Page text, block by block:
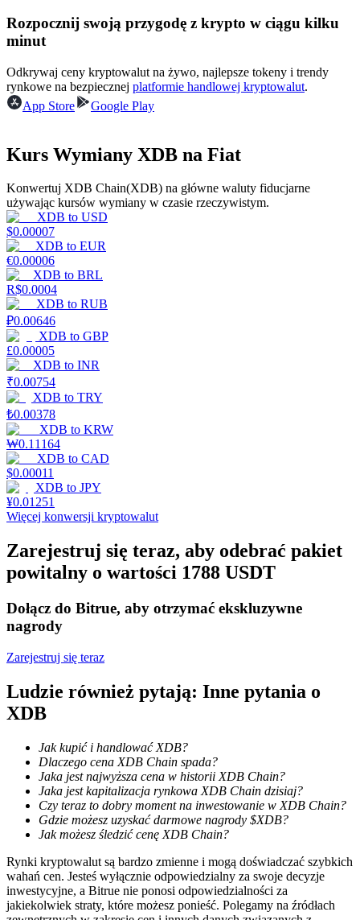
Strategie handlowe
Zarabiać
Mocna Świnka
Codziennie zdobywaj konkurencyjne nagrody
Stawianie
Launchpool
Elastyczne stawianie zakładów, aby zarabiać na popularnych
Rozpocznij swoją przygodę z krypto w ciągu kilku
minut
Odkrywaj ceny kryptowalut na żywo, najlepsze tokeny i trendy
rynkowe na bezpiecznej platformie handlowej kryptowalut.
App Store
Google Play
Kurs Wymiany XDB na Fiat
Konwertuj XDB Chain(XDB) na główne waluty fiducjarne
używając kursów wymiany w czasie rzeczywistym.
XDB to USD
$0.00007
XDB to EUR
€0.00006
XDB to BRL
R$0.0004
XDB to RUB
₽0.00646
XDB to GBP
£0.00005
XDB to INR
₹0.00754
XDB to TRY
₺0.00378
XDB to KRW
₩0.11164
XDB to CAD
$0.00011
XDB to JPY
¥0.01251
Więcej konwersji kryptowalut
Zarejestruj się teraz, aby odebrać pakiet
powitalny o wartości 1788 USDT
Dołącz do Bitrue, aby otrzymać ekskluzywne
nagrody
Zarejestruj się teraz
Ludzie również pytają: Inne pytania o
XDB
Jak kupić i handlować XDB?
Dlaczego cena XDB Chain spada?
Jaka jest najwyższa cena w historii XDB Chain?
Jaka jest kapitalizacja rynkowa XDB Chain dzisiaj?
Czy teraz to dobry moment na inwestowanie w XDB Chain?
Gdzie możesz uzyskać darmowe nagrody $XDB?
Jak możesz śledzić cenę XDB Chain?
Rynki kryptowalut są bardzo zmienne i mogą doświadczać szybkich
wahań cen. Jesteś wyłącznie odpowiedzialny za swoje decyzje
inwestycyjne, a Bitrue nie ponosi odpowiedzialności za
jakiekolwiek straty, które możesz ponieść. Polegamy na źródłach